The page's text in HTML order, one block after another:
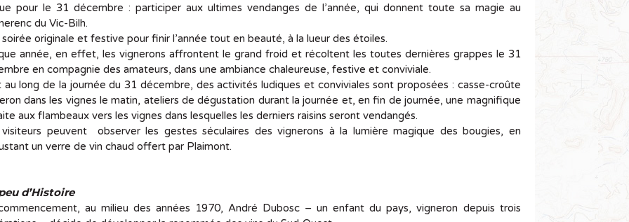
pour le 31 décembre : participer aux ultimes vendanges de l’année, qui donnent toute sa magie au
du Vic-Bilh.
soirée originale et festive pour finir l’année tout en beauté, à la lueur des étoiles.
année, en effet, les vignerons affrontent le grand froid et récoltent les toutes dernières grappes le 31
en compagnie des amateurs, dans une ambiance chaleureuse, festive et conviviale.
au long de la journée du 31 décembre, des activités ludiques et conviviales sont proposées : casse-croûte
dans les vignes le matin, ateliers de dégustation durant la journée et, en fin de journée, une magnifique
aux flambeaux vers les vignes dans lesquelles les derniers raisins seront vendangés.
peuvent observer les gestes séculaires des vignerons à la lumière magique des bougies, en
un verre de vin chaud offert par Plaimont.
d’Histoire
au milieu des années 1970, André Dubosc – un enfant du pays, vigneron depuis trois